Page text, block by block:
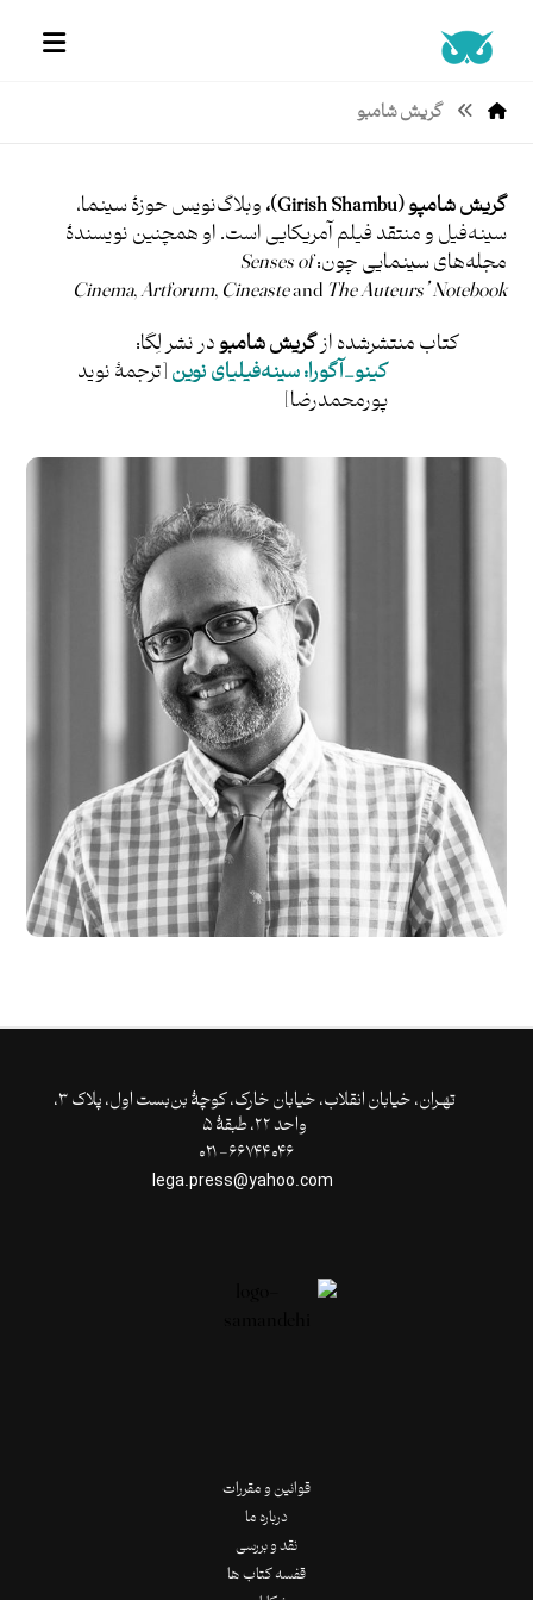
گریش شامبو
گریش شامپو (Girish Shambu)،
وبلاگ‌نویس حوزۀ سینما،
سینه‌فیل و منتقد فیلم آمریکایی است. او همچنین نویسندۀ
مجله‌های سینمایی چون:Senses of
Cinema,Artforum,Cineasteand The Auteurs’ Notebook
کتاب منتشرشده ازگریش شامبودر نشر لِگا:
کینو_آگورا: سینه‌فیلیای نوین[ترجمۀ نوید
پورمحمدرضا]
تهـران،‌ خیابان انقلاب، خیابان خارک، کوچۀ بن‌بست اول، پلاک ۳،
واحد ۲۲، طبقۀ ۵
قوانین و مقررات
درباره ما
نقد و بررسی
قفسه کتاب ها